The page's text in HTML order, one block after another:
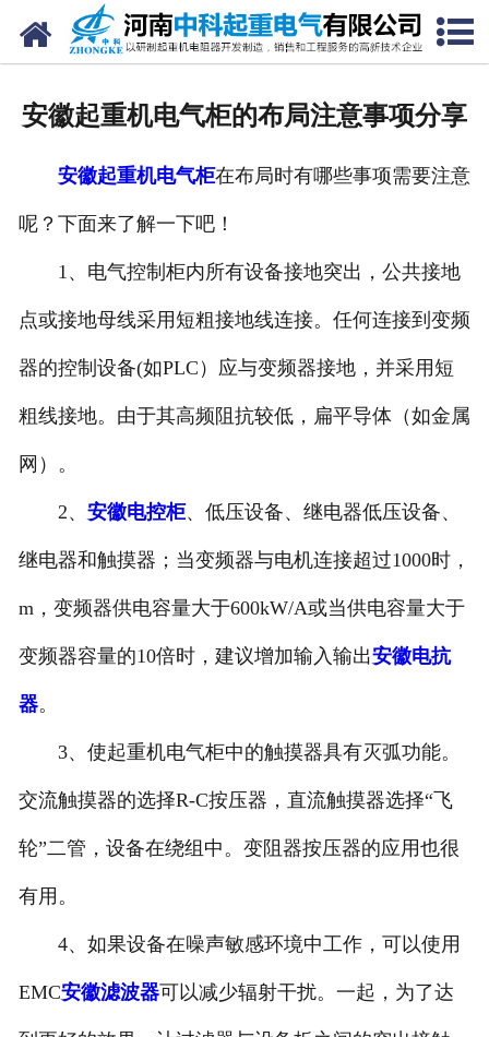
网站首页
公司风采
联系我们
安徽起重机电气柜的布局注意事项分享
安徽起重机电气柜在布局时有哪些事项需要注意
呢？下面来了解一下吧！
1、电气控制柜内所有设备接地突出，公共接地
点或接地母线采用短粗接地线连接。任何连接到变频
器的控制设备(如PLC）应与变频器接地，并采用短
粗线接地。由于其高频阻抗较低，扁平导体（如金属
网）。
2、 安徽电控柜、低压设备、继电器低压设备、
继电器和触摸器；当变频器与电机连接超过1000时，
m，变频器供电容量大于600kW/A或当供电容量大于
变频器容量的10倍时，建议增加输入输出安徽电抗
器。
3、使起重机电气柜中的触摸器具有灭弧功能。
交流触摸器的选择R-C按压器，直流触摸器选择“飞
轮”二管，设备在绕组中。变阻器按压器的应用也很
有用。
4、如果设备在噪声敏感环境中工作，可以使用
EMC安徽滤波器可以减少辐射干扰。一起，为了达